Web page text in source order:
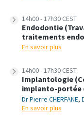
14h00 - 17h30 CEST
Endodontie
traitements
En savoir plus
14h00 - 17h30 CEST
Implantologie
implanto-portée
Dr Pierre CHERFANE,
En savoir plus